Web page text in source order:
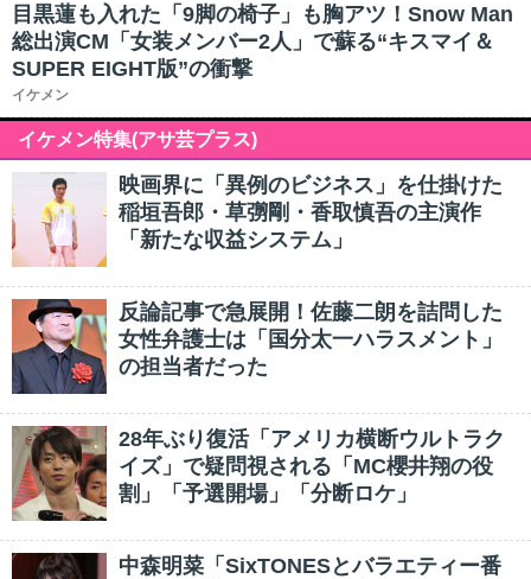
目黒蓮も入れた「9脚の椅子」も胸アツ！Snow Man
総出演CM「女装メンバー2人」で蘇る“キスマイ＆
SUPER EIGHT版”の衝撃
イケメン
イケメン特集(アサ芸プラス)
映画界に「異例のビジネス」を仕掛けた
稲垣吾郎・草彅剛・香取慎吾の主演作
「新たな収益システム」
反論記事で急展開！佐藤二朗を詰問した
女性弁護士は「国分太一ハラスメント」
の担当者だった
28年ぶり復活「アメリカ横断ウルトラク
イズ」で疑問視される「MC櫻井翔の役
割」「予選開場」「分断ロケ」
中森明菜「SixTONESとバラエティー番